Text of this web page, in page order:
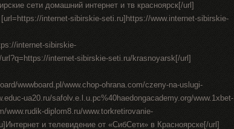
сети домашний интернет и тв красноярск[/url]
internet-sibirskie-seti.ru]https://www.internet-sibirskie-
internet-sibirskie-
internet-sibirskie-seti.ru/krasnoyarsk[/url]
wwwboard.pl/www.chop-ohrana.com/czeny-na-uslugi-
ua20.ru/safolv.e.l.u.pc%40haedongacademy.org/www.1xbet-
www.rudik-diplom8.ru/www.torkretirovanie-
и телевидение от «СибСети» в Красноярске[/url]